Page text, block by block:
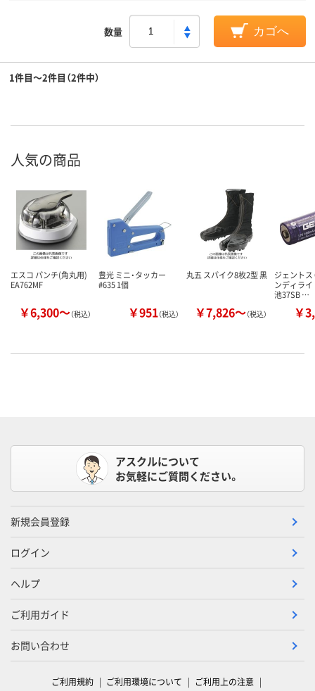
数量 カゴへ
1件目～2件目（2件中）
人気の商品
エスコ パンチ(角丸用)
EA762MF
￥6,300～（税込）
豊光 ミニ・タッカー
#635 1個
￥951（税込）
丸五 スパイク8枚2型 黒
￥7,826～（税込）
ジェントス
ンディラ
池37SB …
￥
アスクルについて
お気軽にご質問ください。
新規会員登録
ログイン
ヘルプ
ご利用ガイド
お問い合わせ
ご利用規約 ご利用環境について ご利用上の注意